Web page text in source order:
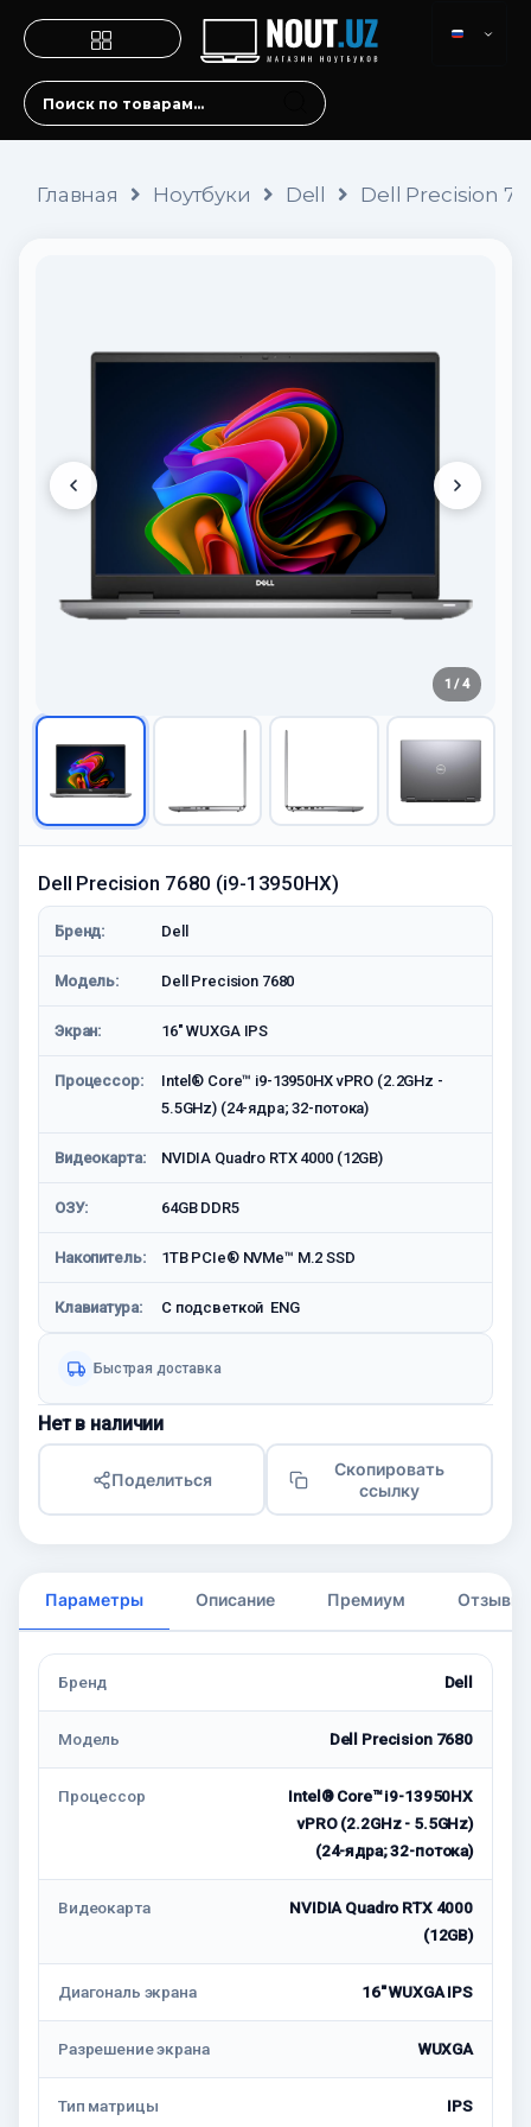
Главная Ноутбуки Dell Dell Precision
1 / 4
Dell Precision 7680 (i9-13950HX)
Бренд: Dell
Модель: Dell Precision 7680
Экран: 16" WUXGA IPS
Процессор:
Intel® Core™ i9-13950HX vPRO (2.2GHz -
5.5GHz) (24-ядра; 32-потока)
Видеокарта: NVIDIA Quadro RTX 4000 (12GB)
ОЗУ: 64GB DDR5
Накопитель: 1TB PCIe® NVMe™ M.2 SSD
Клавиатура: С подсветкой ENG
Быстрая доставка
Нет в наличии
Поделиться
Скопировать
ссылку
Параметры Описание Премиум Отзывы
Бренд Dell
Модель Dell Precision 7680
Процессор
Intel® Core™ i9-13950HX
vPRO (2.2GHz - 5.5GHz)
(24-ядра; 32-потока)
Видеокарта
NVIDIA Quadro RTX 4000
(12GB)
Диагональ экрана 16" WUXGA IPS
Разрешение экрана WUXGA
Тип матрицы IPS